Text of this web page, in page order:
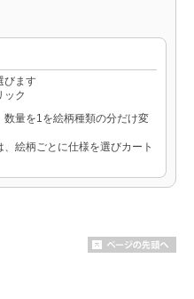
びます
ック
量を1を絵柄種類の分だけ変
絵柄ごとに仕様を選びカート